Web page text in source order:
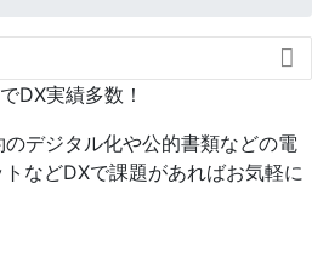

DX実績多数！
デジタル化や公的書類などの電
などDXで課題があればお気軽に